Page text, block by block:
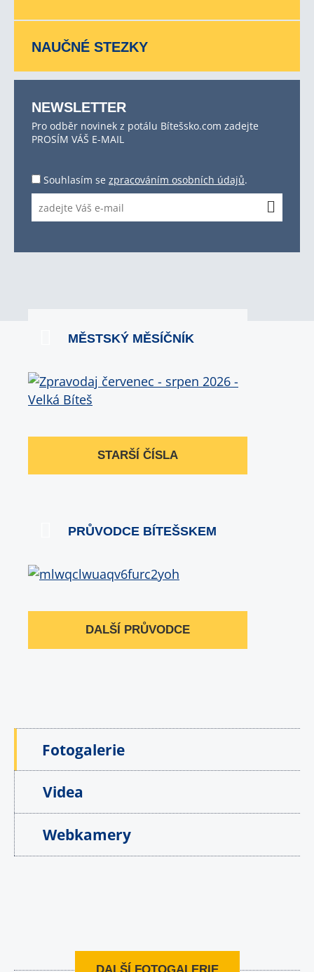
NAUČNÉ STEZKY
NEWSLETTER
Pro odběr novinek z potálu Bítešsko.com zadejte
PROSÍM VÁŠ E-MAIL
Souhlasím se zpracováním osobních údajů.
MĚSTSKÝ MĚSÍČNÍK
STARŠÍ ČÍSLA
PRŮVODCE BÍTEŠSKEM
DALŠÍ PRŮVODCE
Fotogalerie
Videa
Webkamery